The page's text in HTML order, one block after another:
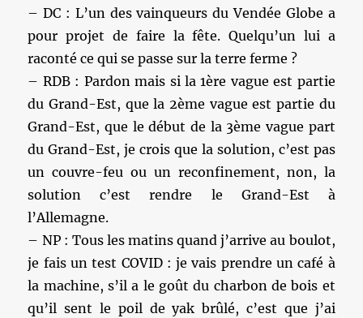
– DC : L’un des vainqueurs du Vendée Globe a
pour projet de faire la fête. Quelqu’un lui a
raconté ce qui se passe sur la terre ferme ?
– RDB : Pardon mais si la 1ère vague est partie
du Grand-Est, que la 2ème vague est partie du
Grand-Est, que le début de la 3ème vague part
du Grand-Est, je crois que la solution, c’est pas
un couvre-feu ou un reconfinement, non, la
solution c’est rendre le Grand-Est à
l’Allemagne.
– NP : Tous les matins quand j’arrive au boulot,
je fais un test COVID : je vais prendre un café à
la machine, s’il a le goût du charbon de bois et
qu’il sent le poil de yak brûlé, c’est que j’ai